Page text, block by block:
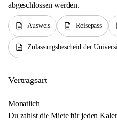
abgeschlossen werden.
description Ausweis description Reisepass
description Zulassungsbescheid der
Vertragsart
Monatlich
Du zahlst die Miete für jeden